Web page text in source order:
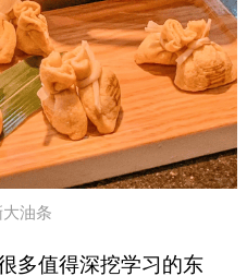
油条
多值得深挖学习的东